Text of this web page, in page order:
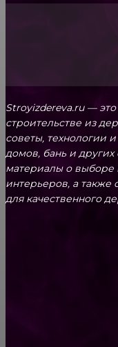
Stroyizdereva.ru —
строительстве из
советы, технологии
домов, бань и
материалы о выборе
интерьеров, а также
для качественного